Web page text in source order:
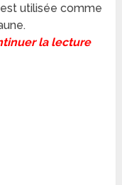
utilisée comme
la lecture